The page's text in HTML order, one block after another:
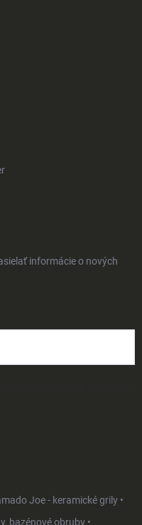
informácie o nových
Joe - keramické grily •
bazénové obruby •